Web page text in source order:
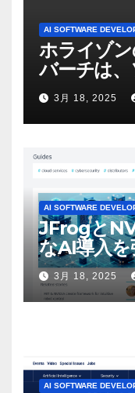
AI SOFTWARE
ホライゾン
バーチは
ビデオを見
マンスとい
感じた」
3月 18, 2025
AI SOFTWARE
JFrogと
なAI導入を
3月 18, 2025
AI SOFTWARE